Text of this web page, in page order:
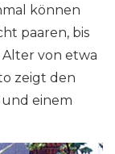
können
paaren, bis
von etwa
zeigt den
einem